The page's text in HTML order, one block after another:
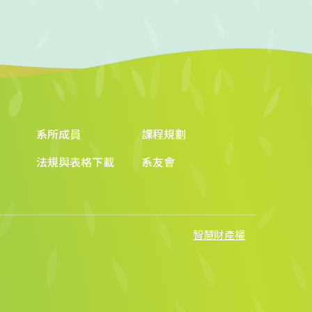
系所成員
課程規劃
法規與表格下載
系友會
智慧財產權